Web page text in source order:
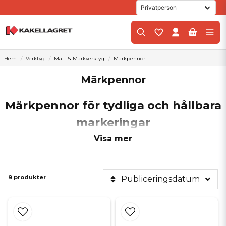
Hem Verktyg Mät- & Märkverktyg Märkpennor
Märkpennor
Märkpennor för tydliga och hållbara
markeringar
på alla material När alla mätningar är klara och linjerna är
stenhård klinker och blanka naturstenar eftersom stiftet eller bläcket
helt enkelt inte får något fäste på det glatta underlaget. Det är här
exakta och hållbara linjer på alla typer av byggmaterial, vilket
Visa mer
9 produkter Publiceringsdatum